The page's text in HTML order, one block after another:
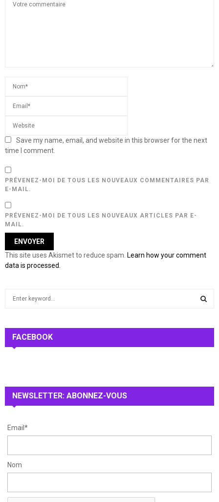
Save my name, email, and website in this browser for the next
time I comment.
PRÉVENEZ-MOI DE TOUS LES NOUVEAUX COMMENTAIRES PAR
E-MAIL.
PRÉVENEZ-MOI DE TOUS LES NOUVEAUX ARTICLES PAR E-
MAIL.
This site uses Akismet to reduce spam. Learn how your comment
data is processed.
h
:
FACEBOOK
NEWSLETTER: ABONNEZ-VOUS
Email*
Nom